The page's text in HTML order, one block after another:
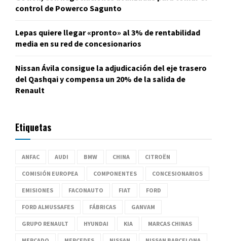
control de Powerco Sagunto
Lepas quiere llegar «pronto» al 3% de rentabilidad
media en su red de concesionarios
Nissan Ávila consigue la adjudicación del eje trasero
del Qashqai y compensa un 20% de la salida de
Renault
Etiquetas
ANFAC AUDI BMW CHINA CITROËN
COMISIÓN EUROPEA COMPONENTES CONCESIONARIOS
EMISIONES FACONAUTO FIAT FORD
FORD ALMUSSAFES FÁBRICAS GANVAM
GRUPO RENAULT HYUNDAI KIA MARCAS CHINAS